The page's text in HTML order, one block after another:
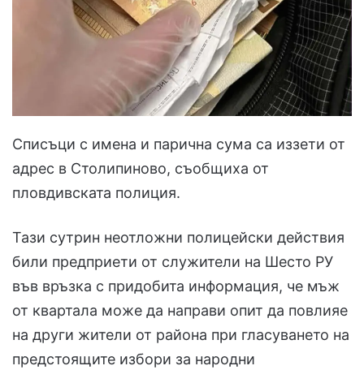
Списъци с имена и парична сума са иззети от
адрес в Столипиново, съобщиха от
пловдивската полиция.
Тази сутрин неотложни полицейски действия
били предприети от служители на Шесто РУ
във връзка с придобита информация, че мъж
от квартала може да направи опит да повлияе
на други жители от района при гласуването на
предстоящите избори за народни